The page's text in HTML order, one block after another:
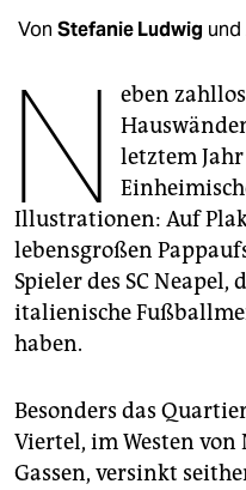
unterstützen
genossenschaft
epaper login
Von Stefanie Ludwig und
N
eben
letztem
Illustrationen: Auf
lebensgroßen
Spieler des SC
italienische
haben.
Besonders das
Viertel, im Westen
Gassen, versinkt